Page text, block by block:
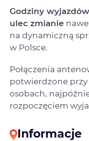
Godziny
ulec zmianie
na dynamiczną
w Polsce.
Połączenia
potwierdzone
osobach,
rozpoczęciem
Informacje